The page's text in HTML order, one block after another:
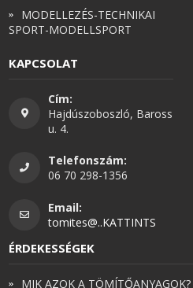
MODELLEZÉS-TECHNIKAI
SPORT-MODELLSPORT
KAPCSOLAT
Cím:
Hajdúszoboszló, Baross
u. 4.
Telefonszám:
06 70 298-1356
Email:
tomites@..KATTINTS
ÉRDEKESSÉGEK
MIK AZOK A TÖMÍTŐANYAGOK?